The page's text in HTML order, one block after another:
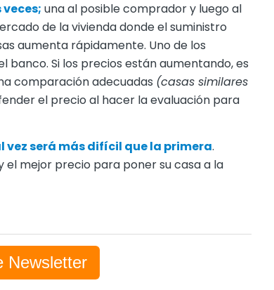
una al posible comprador y luego al
de la vivienda donde el suministro
aumenta rápidamente. Uno de los
Si los precios están aumentando, es
comparación adecuadas (casas similares
el precio al hacer la evaluación para
vez será más difícil que la primera.
el mejor precio para poner su casa a la
Newsletter